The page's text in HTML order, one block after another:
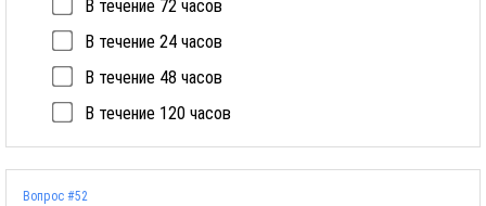
В течение 72 часов
В течение 24 часов
В течение 48 часов
В течение 120 часов
Вопрос #52